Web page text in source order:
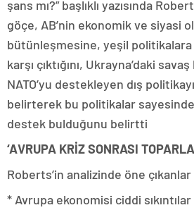
şans mı?” başlıklı yazısında
göçe, AB’nin ekonomik ve siyasi
bütünleşmesine, yeşil
karşı çıktığını, Ukrayna’daki
NATO’yu destekleyen dış
belirterek bu politikalar
destek bulduğunu belirtti
‘AVRUPA KRİZ SONRASI
Roberts’in analizinde öne
* Avrupa ekonomisi ciddi